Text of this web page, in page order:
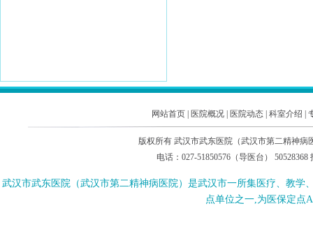
网站首页| 医院概况| 医院动态| 科室介绍
版权所有 武汉市武东医院（武汉市第二精神
电话：027-51850576（导医台）
武汉市武东医院（武汉市第二精神病医院）是武汉市一所集医疗、教
点单位之一,为医保定点